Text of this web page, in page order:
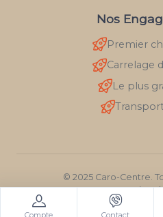
Compte Contact
Nos
Premier
Carrelage
Le plus
© 2025 Caro-Centre.
Mentions